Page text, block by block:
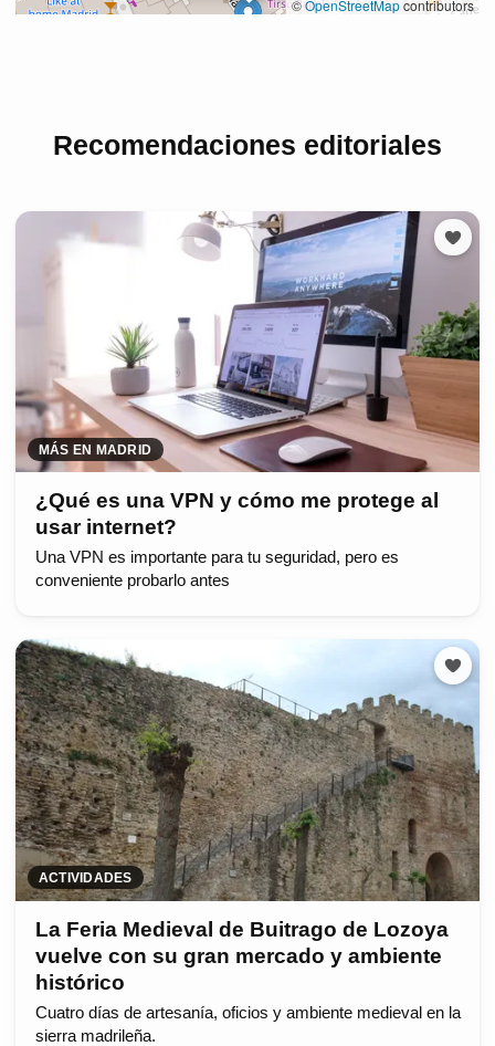
Recomendaciones editoriales
MÁS EN MADRID
¿Qué es una VPN y cómo me protege al
usar internet?
Una VPN es importante para tu seguridad, pero es
conveniente probarlo antes
ACTIVIDADES
La Feria Medieval de Buitrago de Lozoya
vuelve con su gran mercado y ambiente
histórico
Cuatro días de artesanía, oficios y ambiente medieval en la
sierra madrileña.